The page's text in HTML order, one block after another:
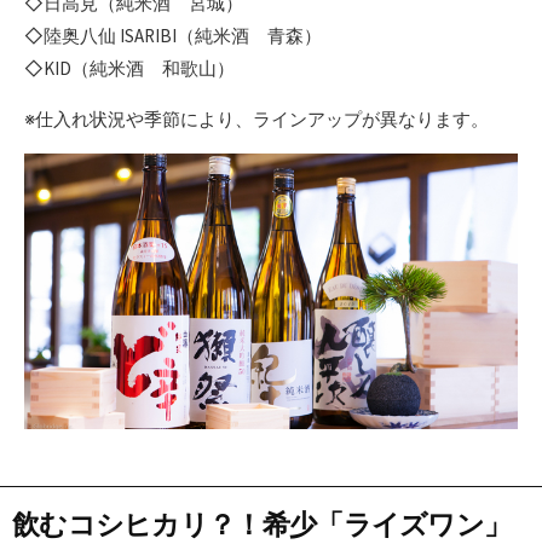
◇陸奥八仙 ISARIBI（純米酒 青森）
◇KID（純米酒 和歌山）
※仕入れ状況や季節により、ラインアップが異なります。
飲むコシヒカリ？！希少「ライズワン」